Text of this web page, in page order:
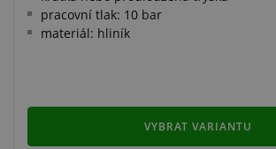
pracovní tlak: 10 bar
materiál: hliník
VYBRAT VARIANTU